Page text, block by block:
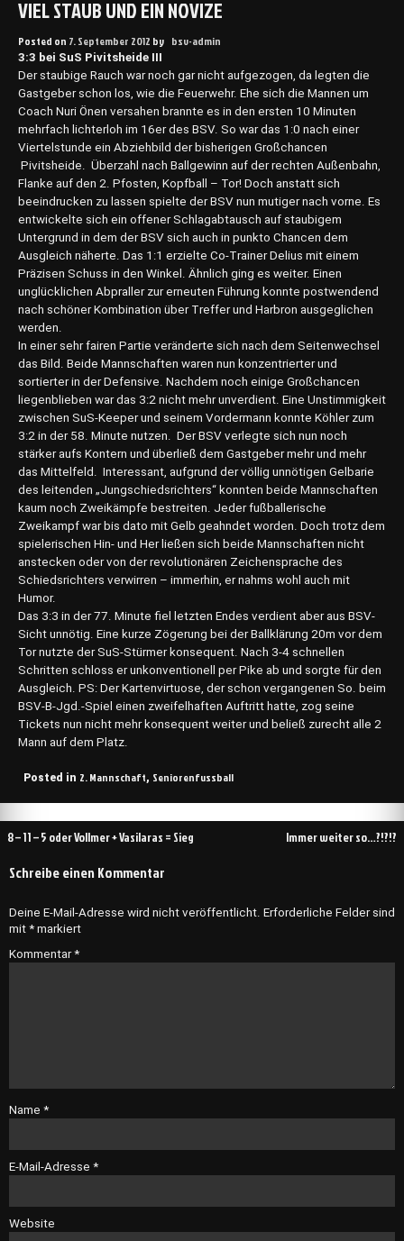
VIEL STAUB UND EIN NOVIZE
Posted on 7. September 2012 by bsv-admin
3:3 bei SuS Pivitsheide III
Der staubige Rauch war noch gar nicht aufgezogen, da legten die
Gastgeber schon los, wie die Feuerwehr. Ehe sich die Mannen um
Coach Nuri Önen versahen brannte es in den ersten 10 Minuten
mehrfach lichterloh im 16er des BSV. So war das 1:0 nach einer
Viertelstunde ein Abziehbild der bisherigen Großchancen
Pivitsheide. Überzahl nach Ballgewinn auf der rechten Außenbahn,
Flanke auf den 2. Pfosten, Kopfball – Tor! Doch anstatt sich
beeindrucken zu lassen spielte der BSV nun mutiger nach vorne. Es
entwickelte sich ein offener Schlagabtausch auf staubigem
Untergrund in dem der BSV sich auch in punkto Chancen dem
Ausgleich näherte. Das 1:1 erzielte Co-Trainer Delius mit einem
Präzisen Schuss in den Winkel. Ähnlich ging es weiter. Einen
unglücklichen Abpraller zur erneuten Führung konnte postwendend
nach schöner Kombination über Treffer und Harbron ausgeglichen
werden.
In einer sehr fairen Partie veränderte sich nach dem Seitenwechsel
das Bild. Beide Mannschaften waren nun konzentrierter und
sortierter in der Defensive. Nachdem noch einige Großchancen
liegenblieben war das 3:2 nicht mehr unverdient. Eine Unstimmigkeit
zwischen SuS-Keeper und seinem Vordermann konnte Köhler zum
3:2 in der 58. Minute nutzen. Der BSV verlegte sich nun noch
stärker aufs Kontern und überließ dem Gastgeber mehr und mehr
das Mittelfeld. Interessant, aufgrund der völlig unnötigen Gelbarie
des leitenden „Jungschiedsrichters“ konnten beide Mannschaften
kaum noch Zweikämpfe bestreiten. Jeder fußballerische
Zweikampf war bis dato mit Gelb geahndet worden. Doch trotz dem
spielerischen Hin- und Her ließen sich beide Mannschaften nicht
anstecken oder von der revolutionären Zeichensprache des
Schiedsrichters verwirren – immerhin, er nahms wohl auch mit
Humor.
Das 3:3 in der 77. Minute fiel letzten Endes verdient aber aus BSV-
Sicht unnötig. Eine kurze Zögerung bei der Ballklärung 20m vor dem
Tor nutzte der SuS-Stürmer konsequent. Nach 3-4 schnellen
Schritten schloss er unkonventionell per Pike ab und sorgte für den
Ausgleich. PS: Der Kartenvirtuose, der schon vergangenen So. beim
BSV-B-Jgd.-Spiel einen zweifelhaften Auftritt hatte, zog seine
Tickets nun nicht mehr konsequent weiter und beließ zurecht alle 2
Mann auf dem Platz.
Posted in 2. Mannschaft, Seniorenfussball
Beitragsnavigation
8 – 11 – 5 oder Vollmer + Vasilaras = Sieg Immer weiter so…?!?!?
Schreibe einen Kommentar
Deine E-Mail-Adresse wird nicht veröffentlicht. Erforderliche Felder sind
mit * markiert
Kommentar*
Name *
E-Mail-Adresse *
Website